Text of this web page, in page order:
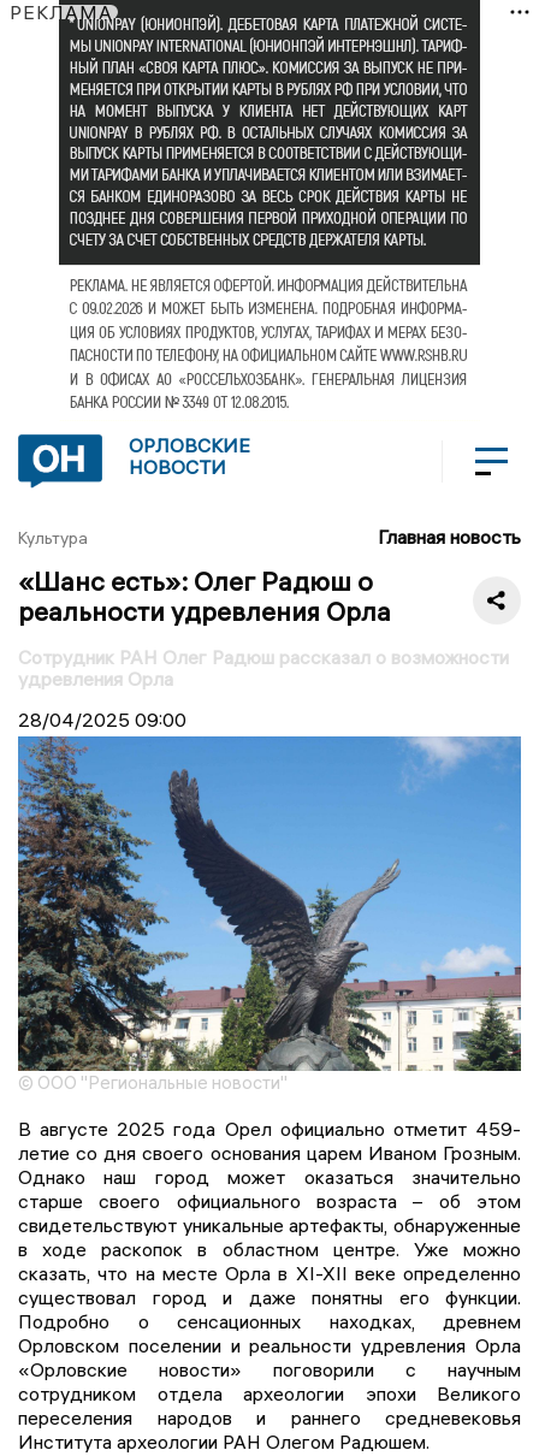
РЕКЛАМА
ОРЛОВСКИЕ
НОВОСТИ
Культура Главная новость
«Шанс есть»: Олег Радюш о
реальности удревления Орла
Сотрудник РАН Олег Радюш рассказал о возможности
удревления Орла
28/04/2025 09:00
© ООО "Региональные новости"
В августе 2025 года Орел официально отметит 459-
летие со дня своего основания царем Иваном Грозным.
Однако наш город может оказаться значительно
старше своего официального возраста – об этом
свидетельствуют уникальные артефакты, обнаруженные
в ходе раскопок в областном центре. Уже можно
сказать, что на месте Орла в XI-XII веке определенно
существовал город и даже понятны его функции.
Подробно о сенсационных находках, древнем
Орловском поселении и реальности удревления Орла
«Орловские новости» поговорили с научным
сотрудником отдела археологии эпохи Великого
переселения народов и раннего средневековья
Института археологии РАН Олегом Радюшем.